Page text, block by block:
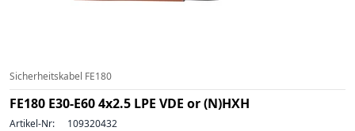
Sicherheitskabel FE180
FE180 E30-E60 4x2.5 LPE VDE or (N)HXH
Artikel-Nr: 109320432